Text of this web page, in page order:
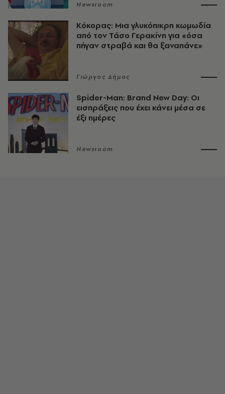
Newsroom
Κόκορας: Μια γλυκόπικρη κωμωδία
από τον Τάσο Γερακίνη για «όσα
πήγαν στραβά και θα ξαναπάνε»
Γιώργος Δήμος
Spider-Man: Brand New Day: Οι
εισπράξεις που έχει κάνει μέσα σε
έξι ημέρες
Newsroom